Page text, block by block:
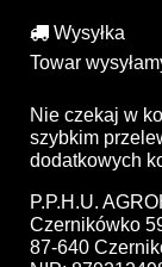
Wysyłka
Towar
Nie czekaj w
szybkim
dodatkowych
P.P.H.U.
Czernikówko
87-640